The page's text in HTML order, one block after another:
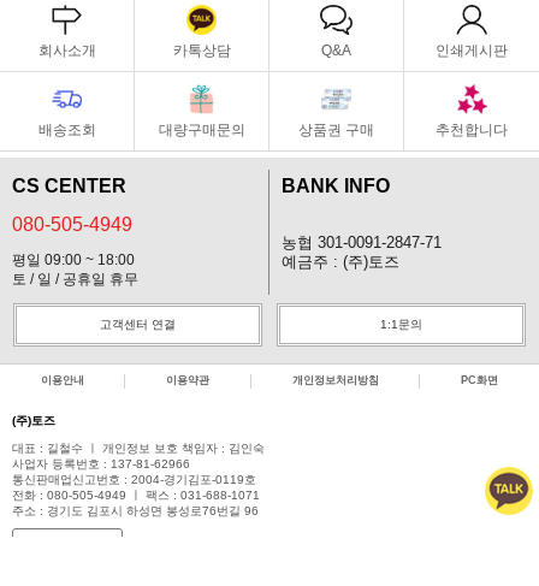
회사소개 카톡상담 Q&A 인쇄게시판
배송조회 대량구매문의 상품권 구매 추천합니다
CS CENTER
080-505-4949
평일 09:00 ~ 18:00
토 / 일 / 공휴일 휴무
BANK INFO
농협 301-0091-2847-71
예금주 : (주)토즈
고객센터 연결 1:1문의
이용안내 이용약관 개인정보처리방침 PC화면
(주)토즈
대표 : 길철수 ㅣ 개인정보 보호 책임자 : 김인숙
사업자 등록번호 : 137-81-62966
통신판매업신고번호 : 2004-경기김포-0119호
전화 : 080-505-4949 ㅣ 팩스 : 031-688-1071
주소 : 경기도 김포시 하성면 봉성로76번길 96